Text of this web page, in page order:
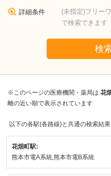
詳細条件
(未指定)フリー
で検索できます
検
※このページの医療機関・薬局は 花
離の近い順で表示されています
以下の各駅(各路線)と共通の検索結
花畑町駅:
熊本市電A系統,熊本市電B系統